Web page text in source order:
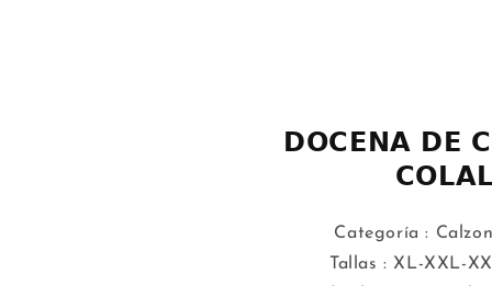
𝗗𝗢𝗖𝗘𝗡𝗔 𝗗𝗘
Categoría :
Tallas : XL-XXL-